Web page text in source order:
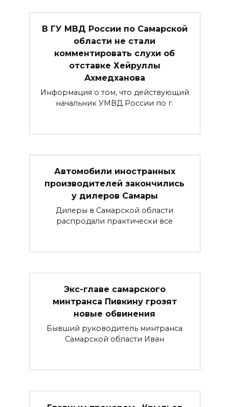
В ГУ МВД России по Самарской
области не стали
комментировать слухи об
отставке Хейруллы
Ахмедханова
Информация о том, что действующий
начальник УМВД России по г.
Автомобили иностранных
производителей закончились
у дилеров Самары
Дилеры в Самарской области
распродали практически все
Экс-главе самарского
минтранса Пивкину грозят
новые обвинения
Бывший руководитель минтранса
Самарской области Иван